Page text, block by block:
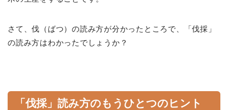
さて、伐（ばつ）の読み方が分かったところで、「伐採」
の読み方はわかったでしょうか？
「伐採」読み方のもうひとつのヒント